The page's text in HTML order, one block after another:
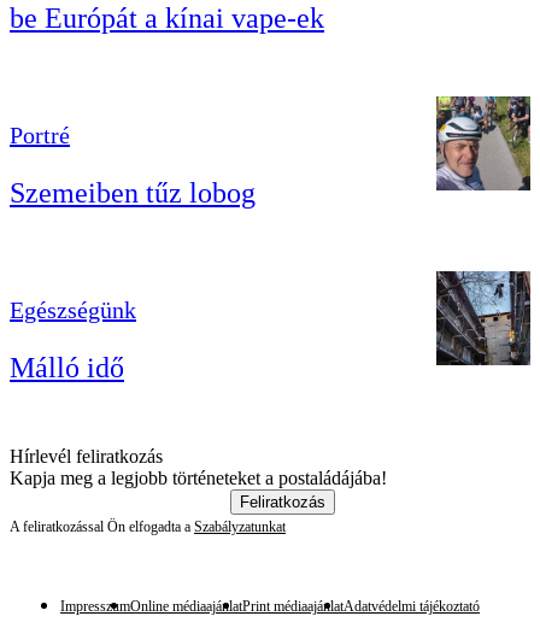
be Európát a kínai vape-ek
Portré
Szemeiben tűz lobog
Egészségünk
Málló idő
Hírlevél feliratkozás
Kapja meg a legjobb történeteket a postaládájába!
Feliratkozás
A feliratkozással Ön elfogadta a Szabályzatunkat
ImpresszumOnline médiaajánlatPrint médiaajánlatAdatvédelmi tájékoztató